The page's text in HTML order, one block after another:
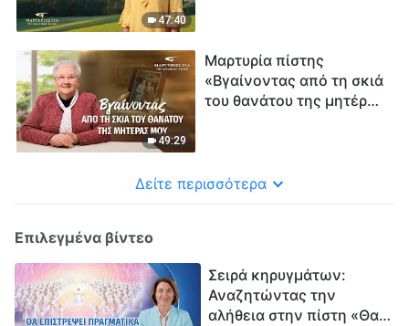
47:40
49:29
Μαρτυρία πίστης
«Βγαίνοντας από τη σκιά
του θανάτου της μητέρας
Δείτε περισσότερα
Επιλεγμένα βίντεο
Σειρά κηρυγμάτων:
Αναζητώντας την
αλήθεια στην πίστη «Θα